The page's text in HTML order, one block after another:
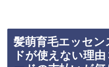
髪萌育毛エッセ
ドが使えない理